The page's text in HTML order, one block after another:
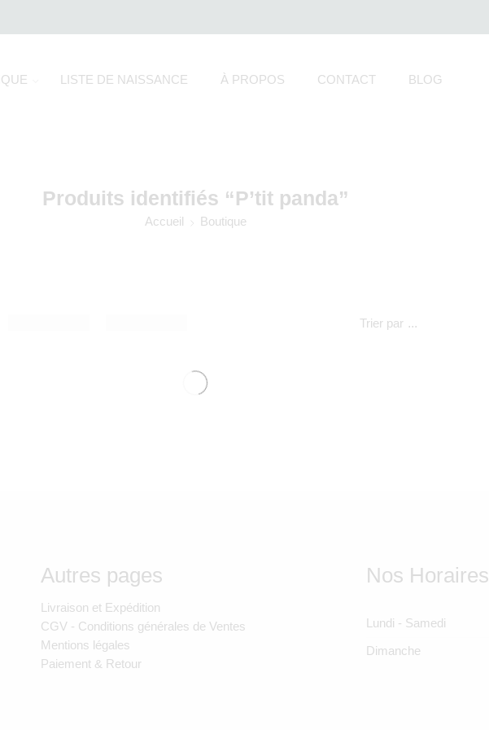
LISTE DE NAISSANCE À PROPOS CONTACT BLOG
Produits identifiés “P’tit panda”
Accueil Boutique
Trier par ...
Autres pages
Livraison et Expédition
CGV - Conditions générales de Ventes
Mentions légales
Paiement & Retour
Nos Horaires
Lundi - Samedi
Dimanche